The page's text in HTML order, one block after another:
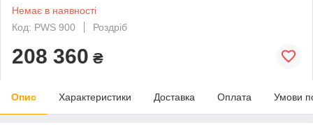
Немає в наявності
Код: PWS 900
Роздріб
208 360 ₴
Опис Характеристики Доставка Оплата Умови